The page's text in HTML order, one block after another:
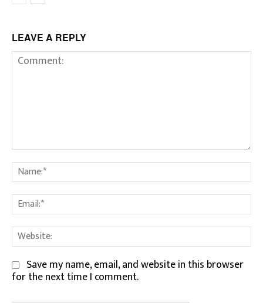
LEAVE A REPLY
Comment:
Save my name, email, and website in this browser
for the next time I comment.